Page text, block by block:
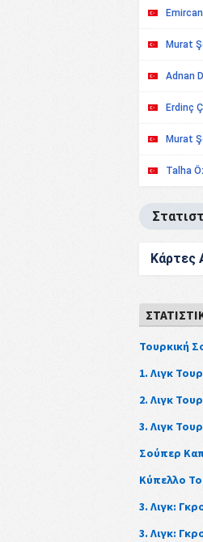
Murat
Adnan
Erdinç
Murat
Talha
Κάρτες
Τουρκική
1. Λιγκ
2. Λιγκ
3. Λιγκ
Σούπερ Καπ
Κύπελλο
3. Λιγκ:
3. Λιγκ: